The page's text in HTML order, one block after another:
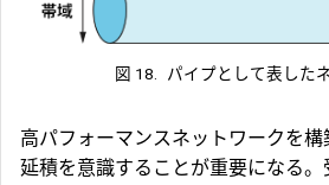
図 18. パイプとして表した
高パフォーマンスネットワークを
延積を意識することが重要になる